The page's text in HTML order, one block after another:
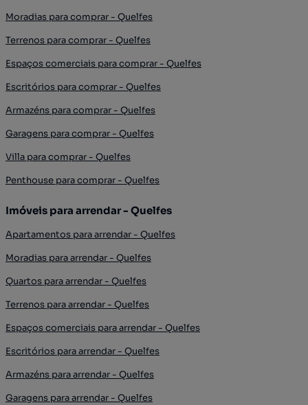
Moradias para comprar - Quelfes
Terrenos para comprar - Quelfes
Espaços comerciais para comprar - Quelfes
Escritórios para comprar - Quelfes
Armazéns para comprar - Quelfes
Garagens para comprar - Quelfes
Villa para comprar - Quelfes
Penthouse para comprar - Quelfes
Imóveis para arrendar - Quelfes
Apartamentos para arrendar - Quelfes
Moradias para arrendar - Quelfes
Quartos para arrendar - Quelfes
Terrenos para arrendar - Quelfes
Espaços comerciais para arrendar - Quelfes
Escritórios para arrendar - Quelfes
Armazéns para arrendar - Quelfes
Garagens para arrendar - Quelfes